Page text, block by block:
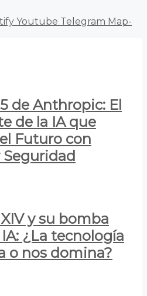
Youtube Telegram Map-
de Anthropic: El
de la IA que
Futuro con
y su bomba
¿La tecnología
o nos domina?